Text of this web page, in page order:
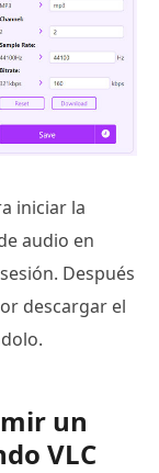
iniciar la
audio en
Después
descargar el
un
VLC